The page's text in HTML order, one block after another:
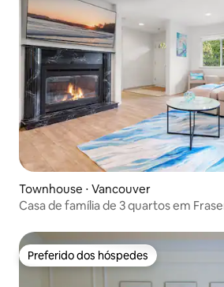
Townhouse ⋅ Vancouver
Casa de família de 3 quartos em
Preferido dos hóspedes
Preferido dos hóspedes